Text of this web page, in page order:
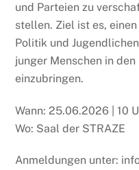
und Parteien zu
stellen. Ziel ist es,
Politik und
junger Menschen in
einzubringen.
Wann: 25.06.2026 | 10
Wo: Saal der STRAZE
Anmeldungen unter: